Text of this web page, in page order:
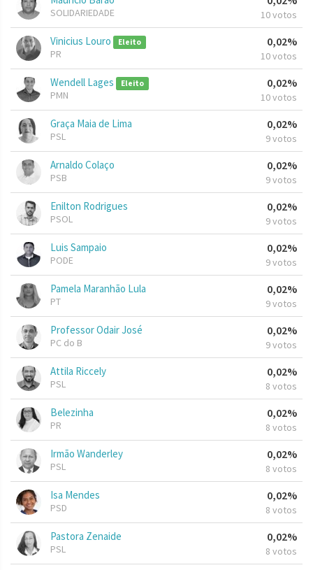
SOLIDARIEDADE 10 votos
Vinicius Louro Eleito
PR
0,02%
10 votos
Wendell Lages Eleito
PMN
0,02%
10 votos
Graça Maia de Lima
PSL
0,02%
9 votos
Arnaldo Colaço
PSB
0,02%
9 votos
Enilton Rodrigues
PSOL
0,02%
9 votos
Luis Sampaio
PODE
0,02%
9 votos
Pamela Maranhão Lula
PT
0,02%
9 votos
Professor Odair José
PC do B
0,02%
9 votos
Attila Riccely
PSL
0,02%
8 votos
Belezinha
PR
0,02%
8 votos
Irmão Wanderley
PSL
0,02%
8 votos
Isa Mendes
PSD
0,02%
8 votos
Pastora Zenaide
PSL
0,02%
8 votos